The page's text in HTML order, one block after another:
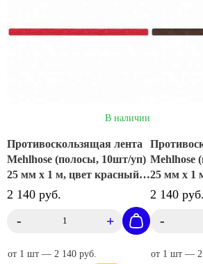
В наличии
Противоскользящая лента
Mehlhose (полосы, 10шт/уп)
25 мм х 1 м, цвет красный,
M1RV100252
2 140 руб.
- +
от 1 шт — 2 140 руб.
Mehlhose
25 мм х 1
2 140 руб.
-
от 1 шт — 2